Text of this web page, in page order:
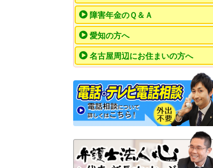
障害年金のＱ＆Ａ
愛知の方へ
名古屋周辺にお住まいの方へ